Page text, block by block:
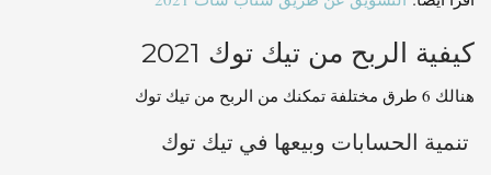
كيفية الربح من تيك توك 2021
هنالك 6 طرق مختلفة تمكنك من الربح من تيك توك
تنمية الحسابات وبيعها في تيك توك